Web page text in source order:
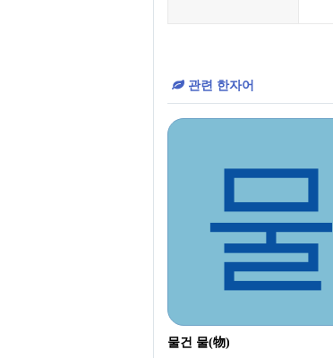
관련 한자어
물
물건 물(物)